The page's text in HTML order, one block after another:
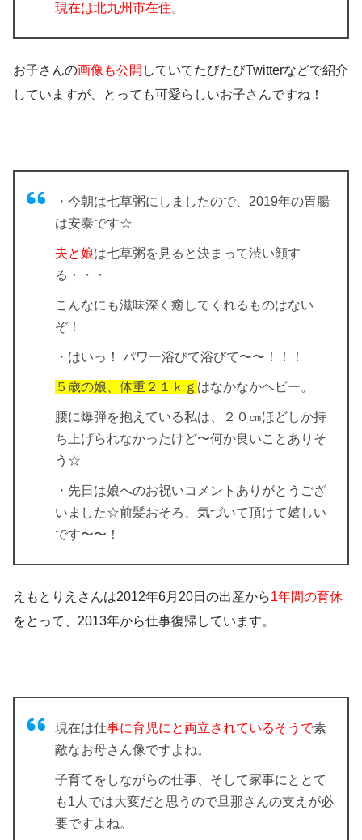
現在は北九州市在住。
お子さんの画像も公開 していてたびたびTwitterなどで紹介
していますが、とっても可愛らしいお子さんですね！
・今朝は七草粥にしましたので、2019年の胃腸
は安泰です☆
夫と娘は七草粥を見ると決まって渋い顔す
る・・・
こんなにも滋味深く癒してくれるものはない
ぞ！
・はいっ！ パワー浴びて浴びて〜〜！！！
５歳の娘、体重２１ｋｇ はなかなかヘビー。
腰に爆弾を抱えている私は、２０㎝ほどしか持
ち上げられなかったけど〜何か良いことありそ
う☆
・先日は娘へのお祝いコメントありがとうござ
いました☆前髪おそろ、気づいて頂けて嬉しい
です〜〜！
えもとりえさんは2012年6月20日の出産から1年間の育休
をとって、 2013年から仕事復帰 しています。
現在は仕事に育児にと両立されているそうで素
敵なお母さん像ですよね。
子育てをしながらの仕事 、そして家事にととて
も1人では大変だと思うので旦那さんの支えが必
要ですよね。